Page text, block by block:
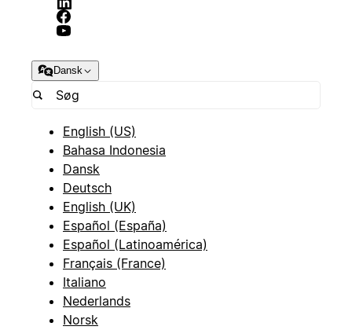
Dansk
English (US)
Bahasa Indonesia
Dansk
Deutsch
English (UK)
Español (España)
Español (Latinoamérica)
Français (France)
Italiano
Nederlands
Norsk